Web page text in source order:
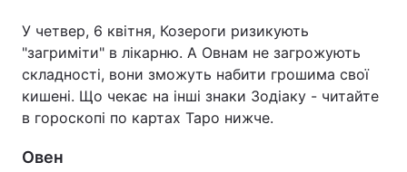
У четвер, 6 квітня, Козероги ризикують
"загриміти" в лікарню. А Овнам не загрожують
складності, вони зможуть набити грошима свої
кишені. Що чекає на інші знаки Зодіаку - читайте
в гороскопі по картах Таро нижче.
Овен